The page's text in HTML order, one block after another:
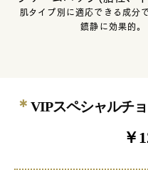
肌タイプ別に適応できる成分
鎮静に効果的。
＊ VIPスペシャルチ
￥